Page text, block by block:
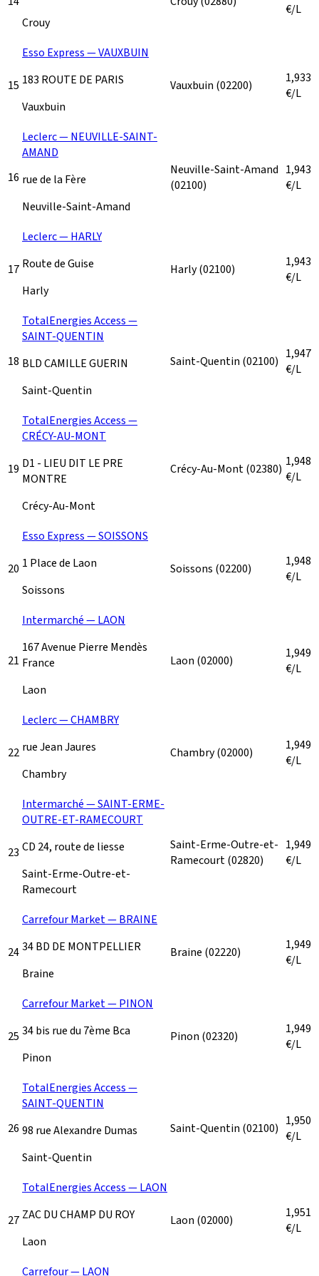
Crouy
€/L
15
Esso Express — VAUXBUIN
183 ROUTE DE PARIS
Vauxbuin
Vauxbuin (02200)
1,933
€/L
16
Leclerc — NEUVILLE-SAINT-
AMAND
rue de la Fère
Neuville-Saint-Amand
Neuville-Saint-Amand
(02100)
1,943
€/L
17
Leclerc — HARLY
Route de Guise
Harly
Harly(02100)
1,943
€/L
18
TotalEnergies Access —
SAINT-QUENTIN
BLD CAMILLE GUERIN
Saint-Quentin
Saint-Quentin (02100) 1,947
€/L
19
TotalEnergies Access —
CRÉCY-AU-MONT
D1 - LIEU DIT LE PRE
MONTRE
Crécy-Au-Mont
Crécy-Au-Mont(02380) 1,948
€/L
20
Esso Express — SOISSONS
1 Place de Laon
Soissons
Soissons (02200)
1,948
€/L
21
Intermarché — LAON
167 Avenue Pierre Mendès
France
Laon
Laon (02000)
1,949
€/L
22
Leclerc — CHAMBRY
rue Jean Jaures
Chambry
Chambry(02000)
1,949
€/L
23
Intermarché — SAINT-ERME-
OUTRE-ET-RAMECOURT
CD 24, route de liesse
Saint-Erme-Outre-et-
Ramecourt
Saint-Erme-Outre-et-
Ramecourt(02820)
1,949
€/L
24
Carrefour Market — BRAINE
34 BD DE MONTPELLIER
Braine
Braine (02220)
1,949
€/L
25
Carrefour Market — PINON
34 bis rue du 7ème Bca
Pinon
Pinon (02320)
1,949
€/L
26
TotalEnergies Access —
SAINT-QUENTIN
98 rue Alexandre Dumas
Saint-Quentin
Saint-Quentin (02100) 1,950
€/L
27
TotalEnergies Access — LAON
ZAC DU CHAMP DU ROY
Laon
Laon (02000)
1,951
€/L
Carrefour — LAON